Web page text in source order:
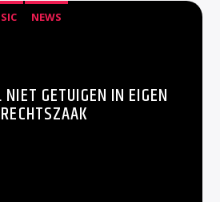
NEWS
GETUIGEN IN EIGEN
RECHTSZAAK